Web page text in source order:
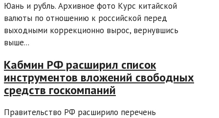
Юань и рубль. Архивное фото Курс китайской
валюты по отношению к российской перед
выходными коррекционно вырос, вернувшись
выше...
Кабмин РФ расширил список
инструментов вложений свободных
средств госкомпаний
Правительство РФ расширило перечень